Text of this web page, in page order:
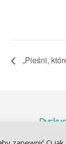
„Pieśni,